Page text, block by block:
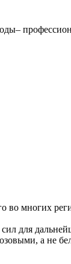
во многих
для
а не